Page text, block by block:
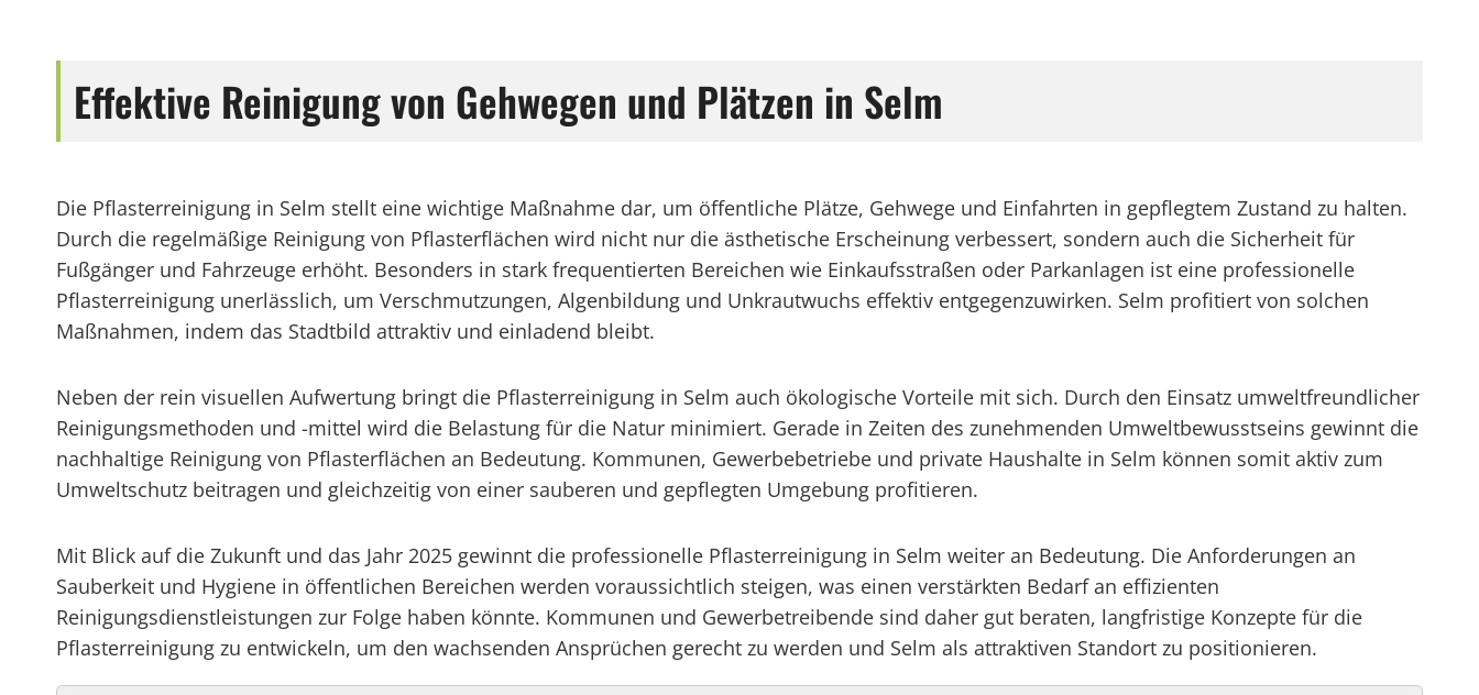
Effektive Reinigung von Gehwegen und Plätzen in Selm
Die Pflasterreinigung in Selm stellt eine wichtige Maßnahme dar, um öffentliche Plätze, Gehwege und Einfahrten in gepflegtem Zustand zu halten.
Durch die regelmäßige Reinigung von Pflasterflächen wird nicht nur die ästhetische Erscheinung verbessert, sondern auch die Sicherheit für
Fußgänger und Fahrzeuge erhöht. Besonders in stark frequentierten Bereichen wie Einkaufsstraßen oder Parkanlagen ist eine professionelle
Pflasterreinigung unerlässlich, um Verschmutzungen, Algenbildung und Unkrautwuchs effektiv entgegenzuwirken. Selm profitiert von solchen
Maßnahmen, indem das Stadtbild attraktiv und einladend bleibt.
Neben der rein visuellen Aufwertung bringt die Pflasterreinigung in Selm auch ökologische Vorteile mit sich. Durch den Einsatz umweltfreundlicher
Reinigungsmethoden und -mittel wird die Belastung für die Natur minimiert. Gerade in Zeiten des zunehmenden Umweltbewusstseins gewinnt die
nachhaltige Reinigung von Pflasterflächen an Bedeutung. Kommunen, Gewerbebetriebe und private Haushalte in Selm können somit aktiv zum
Umweltschutz beitragen und gleichzeitig von einer sauberen und gepflegten Umgebung profitieren.
Mit Blick auf die Zukunft und das Jahr 2025 gewinnt die professionelle Pflasterreinigung in Selm weiter an Bedeutung. Die Anforderungen an
Sauberkeit und Hygiene in öffentlichen Bereichen werden voraussichtlich steigen, was einen verstärkten Bedarf an effizienten
Reinigungsdienstleistungen zur Folge haben könnte. Kommunen und Gewerbetreibende sind daher gut beraten, langfristige Konzepte für die
Pflasterreinigung zu entwickeln, um den wachsenden Ansprüchen gerecht zu werden und Selm als attraktiven Standort zu positionieren.